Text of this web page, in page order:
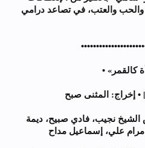
والحب والعتب، في تصاعد درامي
كالقمر» •
• إخراج: المثنى صبح
الشيخ نجيب، فادي صبيح، ديمة
علي، إسماعيل مداح